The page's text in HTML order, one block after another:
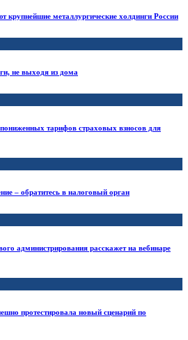
крупнейшие металлургические холдинги России
не выходя из дома
тарифов страховых взносов для
– обратитесь в налоговый орган
администрирования расскажет на вебинаре
протестировала новый сценарий по